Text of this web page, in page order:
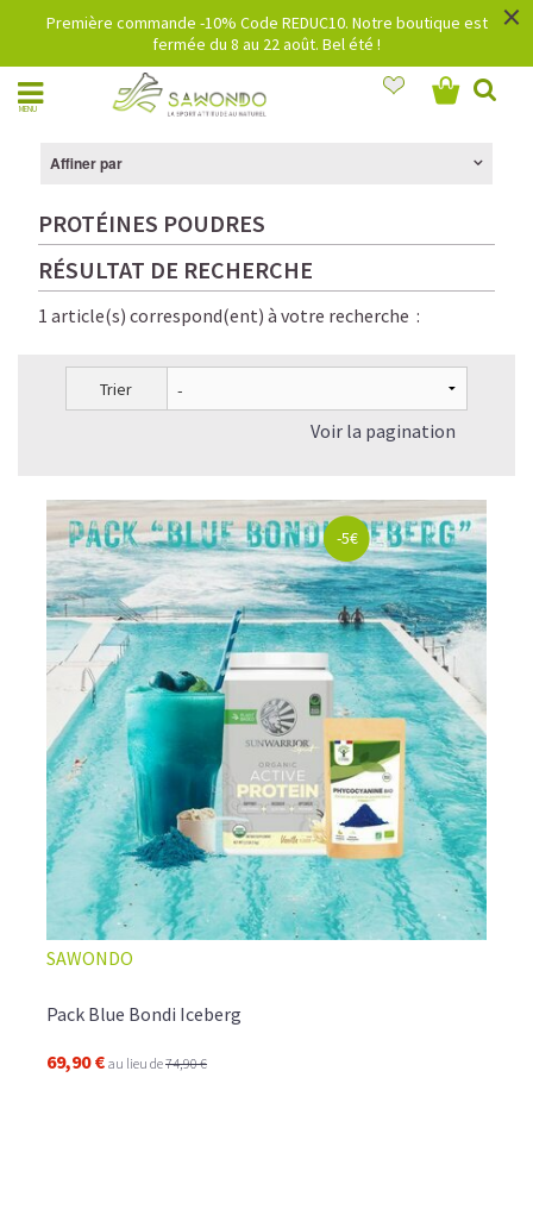
Première commande -10% Code REDUC10. Notre boutique est
fermée du 8 au 22 août. Bel été !
×
MENU
Affiner par
PROTÉINES POUDRES
RÉSULTAT DE RECHERCHE
1 article(s) correspond(ent) à votre recherche :
Trier
Voir la pagination
-5€
SAWONDO
Pack Blue Bondi Iceberg
69,90 € au lieu de74,90 €